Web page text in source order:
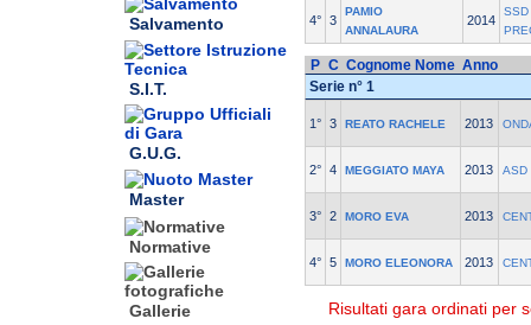
Salvamento
S.I.T.
G.U.G.
Master
Normative
Gallerie
4° 3
PAMIO
ANNALAURA
2014
SSD
P C Cognome Nome Anno
Serie n° 1
1° 3 REATO RACHELE 2013
2° 4 MEGGIATO MAYA 2013 ASD
3° 2 MORO EVA 2013
4° 5 MORO ELEONORA 2013
Risultati gara ordinati per